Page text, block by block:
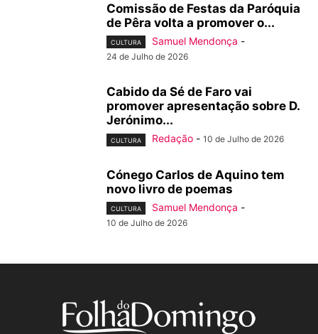
Comissão de Festas da Paróquia
de Pêra volta a promover o...
CULTURA Samuel Mendonça -
24 de Julho de 2026
Cabido da Sé de Faro vai
promover apresentação sobre D.
Jerónimo...
CULTURA Redação - 10 de Julho de 2026
Cónego Carlos de Aquino tem
novo livro de poemas
CULTURA Samuel Mendonça -
10 de Julho de 2026